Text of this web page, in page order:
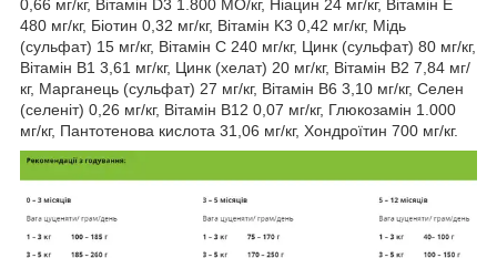
0,66 мг/кг, Вітамін D3 1.800 МО/кг, Ніацин 24 мг/кг, Вітамін E
480 мг/кг, Біотин 0,32 мг/кг, Вітамін K3 0,42 мг/кг, Мідь
(сульфат) 15 мг/кг, Вітамін C 240 мг/кг, Цинк (сульфат) 80 мг/кг,
Вітамін B1 3,61 мг/кг, Цинк (хелат) 20 мг/кг, Вітамін B2 7,84 мг/
кг, Марганець (сульфат) 27 мг/кг, Вітамін B6 3,10 мг/кг, Селен
(селеніт) 0,26 мг/кг, Вітамін B12 0,07 мг/кг, Глюкозамін 1.000
мг/кг, Пантотенова кислота 31,06 мг/кг, Хондроїтин 700 мг/кг.